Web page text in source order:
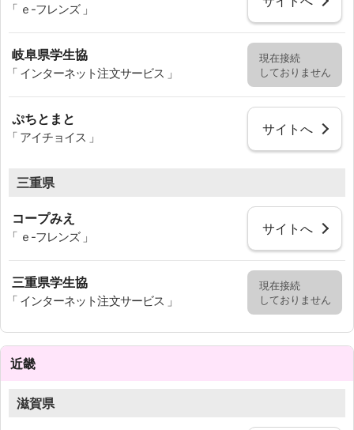
「 ｅ-フレンズ 」
岐阜県学生協
「 インターネット注文サービス 」
現在接続
しておりません
ぷちとまと
「 アイチョイス 」
サイトへ
三重県
コープみえ
「 ｅ-フレンズ 」
サイトへ
三重県学生協
「 インターネット注文サービス 」
現在接続
しておりません
近畿
滋賀県